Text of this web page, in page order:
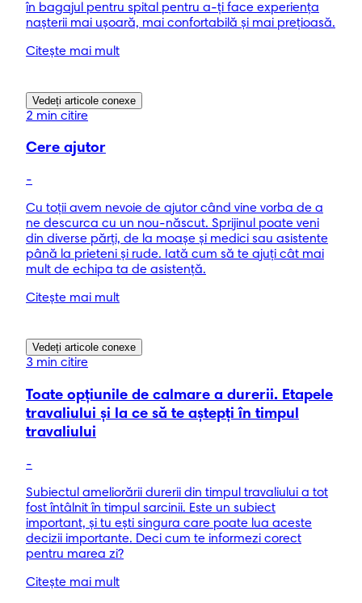
în bagajul pentru spital pentru a-ți face experiența
nașterii mai ușoară, mai confortabilă și mai prețioasă.
Citește mai mult
Vedeți articole conexe
2 min citire
Cere ajutor
-
Cu toţii avem nevoie de ajutor când vine vorba de a
ne descurca cu un nou-născut. Sprijinul poate veni
din diverse părţi, de la moaşe şi medici sau asistente
până la prieteni şi rude. Iată cum să te ajuţi cât mai
mult de echipa ta de asistenţă.
Citește mai mult
Vedeți articole conexe
3 min citire
Toate opțiunile de calmare a durerii. Etapele
travaliului și la ce să te aștepți în timpul
travaliului
-
Subiectul ameliorării durerii din timpul travaliului a tot
fost întâlnit în timpul sarcinii. Este un subiect
important, și tu ești singura care poate lua aceste
decizii importante. Deci cum te informezi corect
pentru marea zi?
Citește mai mult